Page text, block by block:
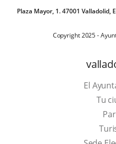
Plaza Mayor, 1. 47001 Valladolid,
Copyright 2025 -
El
Tu